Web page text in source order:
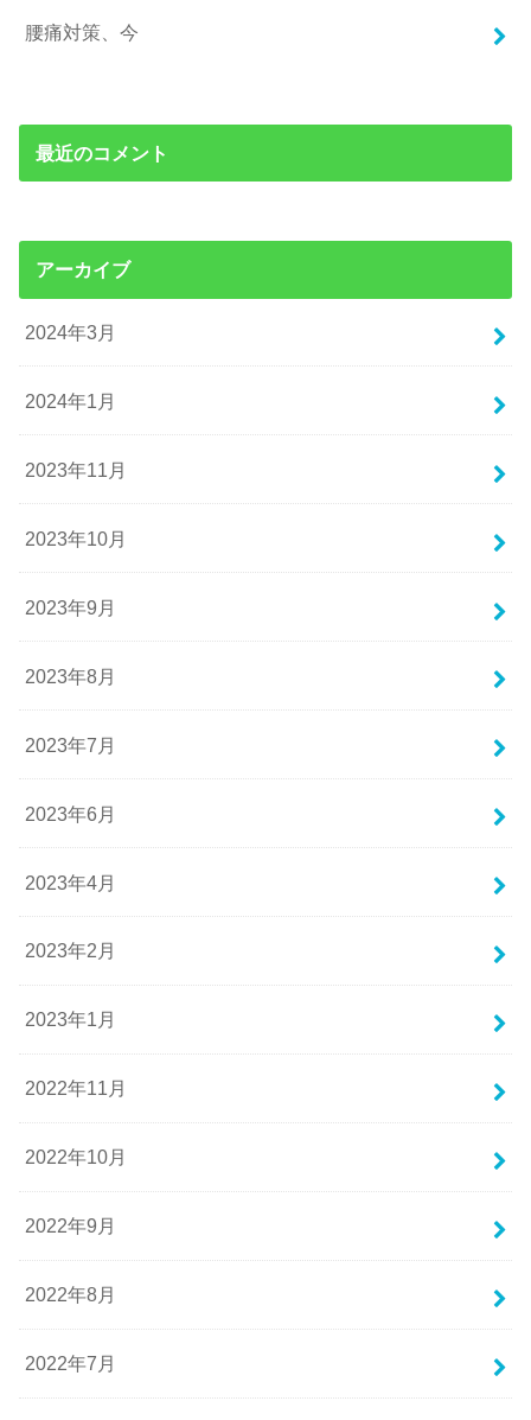
腰痛対策、今
最近のコメント
アーカイブ
2024年3月
2024年1月
2023年11月
2023年10月
2023年9月
2023年8月
2023年7月
2023年6月
2023年4月
2023年2月
2023年1月
2022年11月
2022年10月
2022年9月
2022年8月
2022年7月